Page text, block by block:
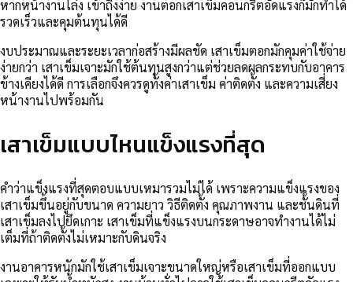
หากหน้างานโล่ง เข้าถึงง่าย งานตอกเสาเข็มคอนกรีตอัดแรงก็มักทำได้
รวดเร็วและคุมต้นทุนได้ดี
งบประมาณและระยะเวลาก่อสร้างมีผลชัด เสาเข็มตอกมักคุมค่าใช้จ่าย
ง่ายกว่า เสาเข็มเจาะมักใช้ต้นทุนสูงกว่าแต่ช่วยลดผลกระทบกับอาคาร
ข้างเคียงได้ดี การเลือกจึงควรดูทั้งค่าเสาเข็ม ค่าติดตั้ง และความเสี่ยง
หน้างานไปพร้อมกัน
เสาเข็มแบบไหนแข็งแรงที่สุด
คำว่าแข็งแรงที่สุดตอบแบบเหมารวมไม่ได้ เพราะความแข็งแรงของ
เสาเข็มขึ้นอยู่กับขนาด ความยาว วิธีติดตั้ง คุณภาพงาน และชั้นดินที่
เสาเข็มลงไปยึดเกาะ เสาเข็มที่แข็งแรงบนกระดาษอาจทำงานได้ไม่
เต็มที่ถ้าติดตั้งไม่เหมาะกับดินจริง
งานอาคารหนักมักใช้เสาเข็มเจาะขนาดใหญ่หรือเสาเข็มที่ออกแบบ